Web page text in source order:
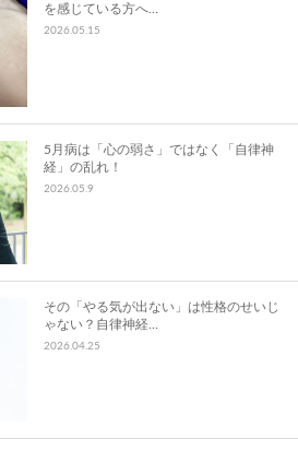
を感じている方へ…
2026.05.15
5月病は「心の弱さ」ではなく「自律神
経」の乱れ！
2026.05.9
その「やる気が出ない」は性格のせいじ
ゃない？自律神経…
2026.04.25